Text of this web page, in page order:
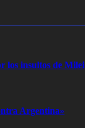
los insultos de Milei
Argentina»